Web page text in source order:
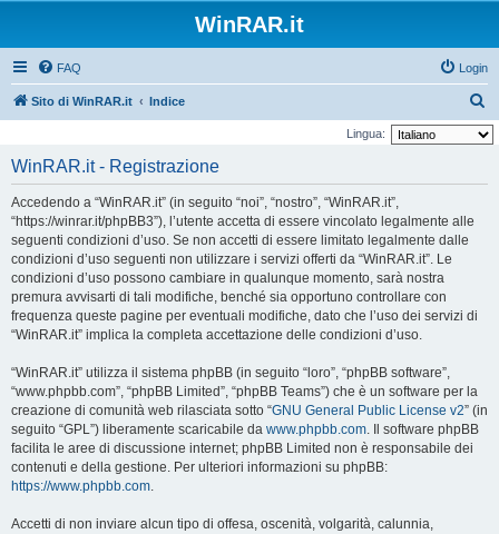
WinRAR.it
FAQ Login
Sito di WinRAR.it Indice
e
Lingua:
WinRAR.it - Registrazione
Accedendo a “WinRAR.it” (in seguito “noi”, “nostro”, “WinRAR.it”,
“https://winrar.it/phpBB3”), l’utente accetta di essere vincolato legalmente alle
seguenti condizioni d’uso. Se non accetti di essere limitato legalmente dalle
condizioni d’uso seguenti non utilizzare i servizi offerti da “WinRAR.it”. Le
condizioni d’uso possono cambiare in qualunque momento, sarà nostra
premura avvisarti di tali modifiche, benché sia opportuno controllare con
frequenza queste pagine per eventuali modifiche, dato che l’uso dei servizi di
“WinRAR.it” implica la completa accettazione delle condizioni d’uso.
“WinRAR.it” utilizza il sistema phpBB (in seguito “loro”, “phpBB software”,
“www.phpbb.com”, “phpBB Limited”, “phpBB Teams”) che è un software per la
creazione di comunità web rilasciata sotto “GNU General Public License v2” (in
seguito “GPL”) liberamente scaricabile da www.phpbb.com. Il software phpBB
facilita le aree di discussione internet; phpBB Limited non è responsabile dei
contenuti e della gestione. Per ulteriori informazioni su phpBB:
https://www.phpbb.com.
Accetti di non inviare alcun tipo di offesa, oscenità, volgarità, calunnia,